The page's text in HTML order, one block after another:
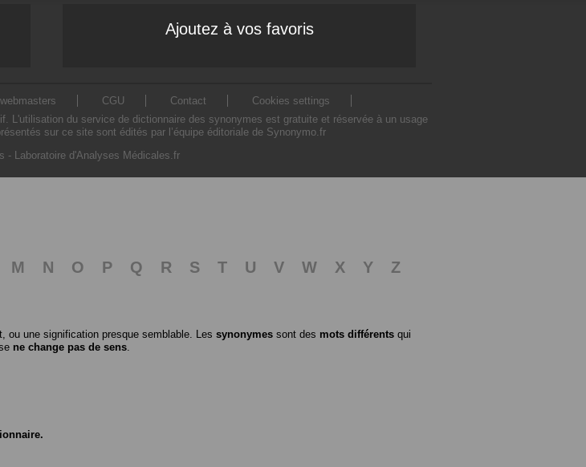
Ajoutez à vos favoris
CGU Contact
Cookies settings
du service de dictionnaire des synonymes est gratuite et réservée à un usage
sur ce site sont édités par l’équipe éditoriale de Synonymo.fr
- Laboratoire d'Analyses Médicales.fr
M N O P Q R S T U V W X Y
Z
ou une signification presque semblable. Les synonymes sont des mots différents qui
ne change pas de sens